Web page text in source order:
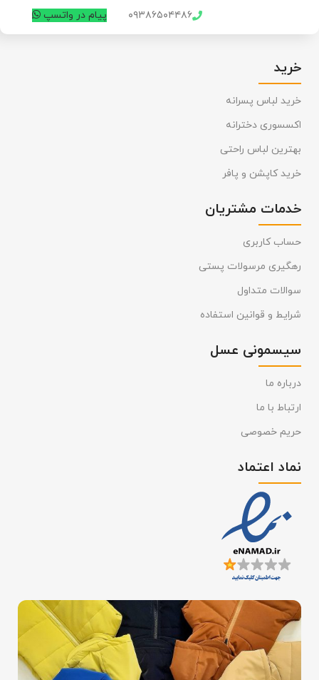
۰۹۳۸۶۵۰۴۴۸۶ پیام در واتسپ
خرید
خرید لباس پسرانه
اکسسوری دخترانه
بهترین لباس راحتی
خرید کاپشن و پافر
خدمات مشتریان
حساب کاربری
رهگیری مرسولات پستی
سوالات متداول
شرایط و قوانین استفاده
سیسمونی عسل
درباره ما
ارتباط با ما
حریم خصوصی
نماد اعتماد